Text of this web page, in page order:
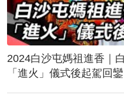
2024白沙屯媽祖進香｜
「進火」儀式後起駕回鑾